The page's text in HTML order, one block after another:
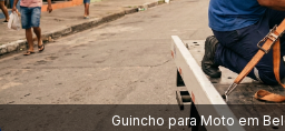
Guincho para Moto em